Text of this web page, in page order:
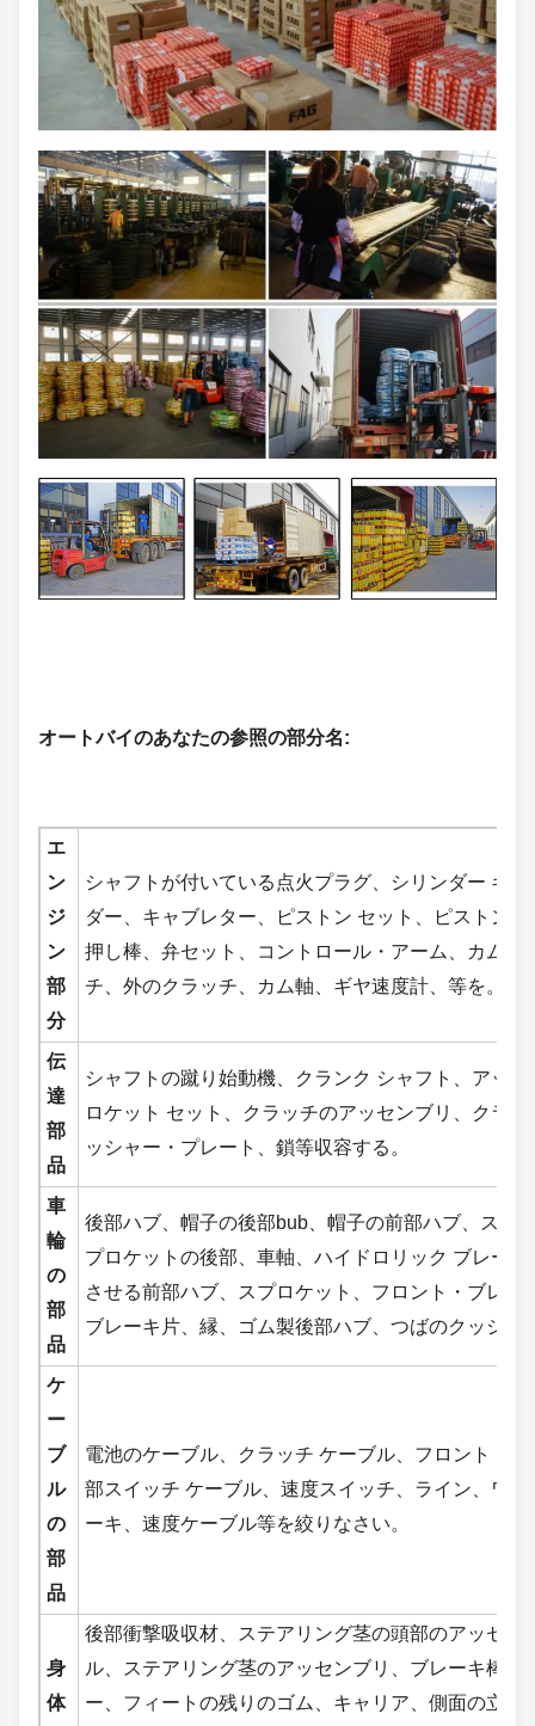
オートバイのあなたの参照の部分名:
エ
ン
ジ
ン
部
分
シャフトが付いている点火プラグ、シリンダー キ
ダー、キャブレター、ピストン セット、ピストン
押し棒、弁セット、コントロール・アーム、カム従
チ、外のクラッチ、カム軸、ギヤ速度計、等を。
伝
達
部
品
シャフトの蹴り始動機、クランク シャフト、アッ
ロケット セット、クラッチのアッセンブリ、クラ
ッシャー・プレート、鎖等収容する。
車
輪
の
部
品
後部ハブ、帽子の後部bub、帽子の前部ハブ、ステ
プロケットの後部、車軸、ハイドロリック ブレー
させる前部ハブ、スプロケット、フロント・ブレー
ブレーキ片、縁、ゴム製後部ハブ、つばのクッショ
ケ
ー
ブ
ル
の
部
品
電池のケーブル、クラッチ ケーブル、フロント・
部スイッチ ケーブル、速度スイッチ、ライン、ワ
ーキ、速度ケーブル等を絞りなさい。
身
体
後部衝撃吸収材、ステアリング茎の頭部のアッセン
ル、ステアリング茎のアッセンブリ、ブレーキ棒、
ー、フィートの残りのゴム、キャリア、側面の立場